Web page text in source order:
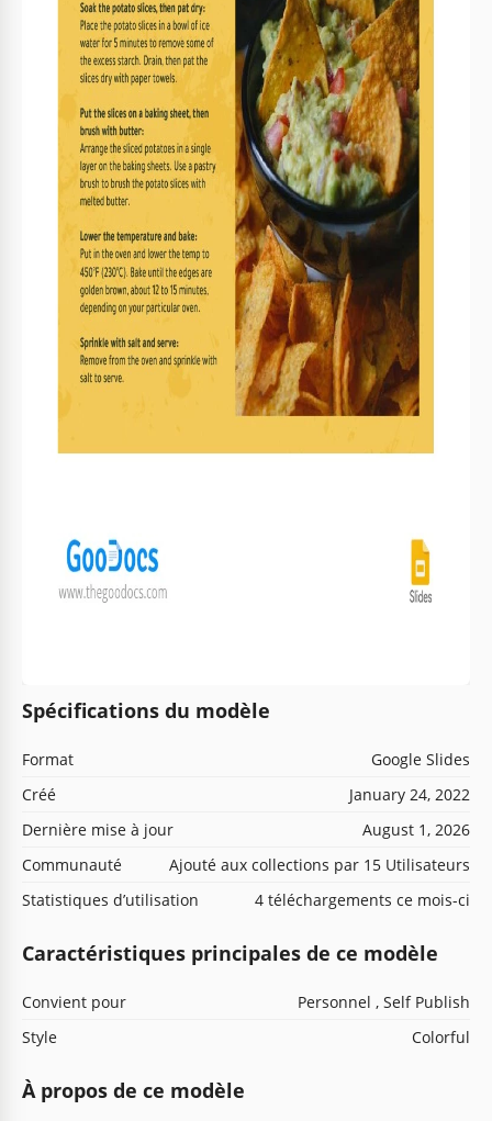
Spécifications du modèle
Format
Google Slides
Créé
January 24, 2022
Dernière mise à jour
August 1, 2026
Communauté
Ajouté aux collections par 15 Utilisateurs
Statistiques d’utilisation
4 téléchargements ce mois-ci
Caractéristiques principales de ce modèle
Convient pour
Personnel , Self Publish
Style
Colorful
À propos de ce modèle